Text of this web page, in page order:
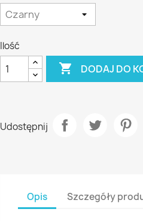
Ilość
 DODAJ DO
Udostępnij
Opis Szczegóły